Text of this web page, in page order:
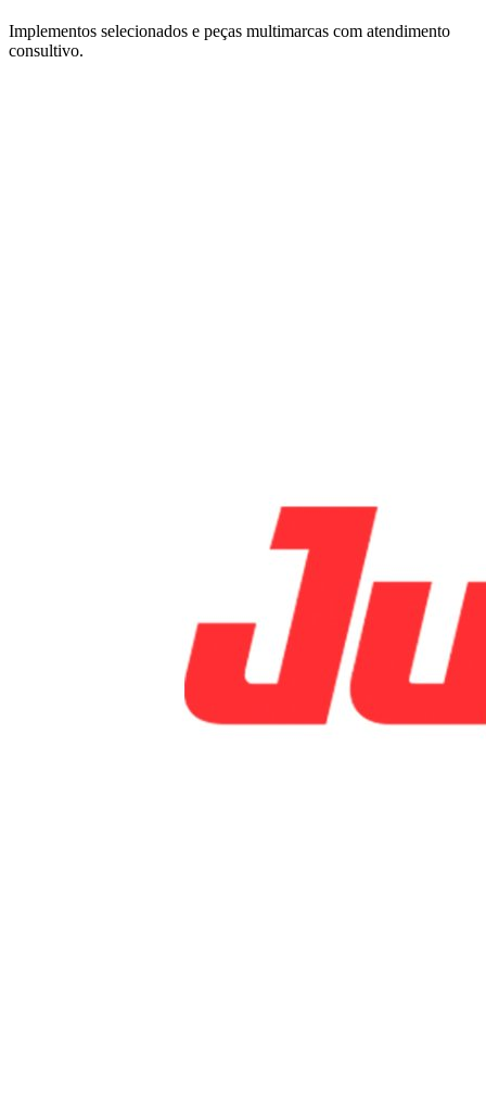
Implementos selecionados e peças multimarcas com atendimento
consultivo.